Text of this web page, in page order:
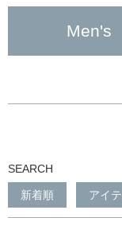
Men's
SEARCH
新着順 アイ